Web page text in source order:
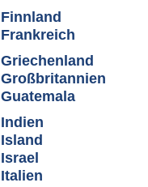
Finnland
Frankreich
Griechenland
Großbritannien
Guatemala
Indien
Island
Israel
Italien